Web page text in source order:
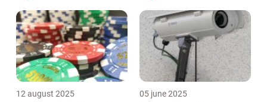
12 august 2025 05 june 2025